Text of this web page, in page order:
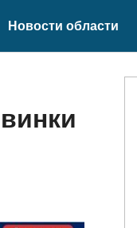
Новости области